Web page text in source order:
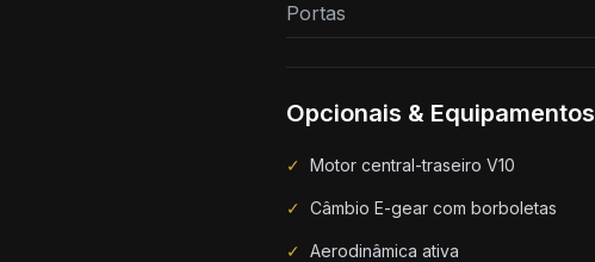
Portas
Opcionais & Equipamentos
✓ Motor central-traseiro V10
✓ Câmbio E-gear com borboletas
✓ Aerodinâmica ativa